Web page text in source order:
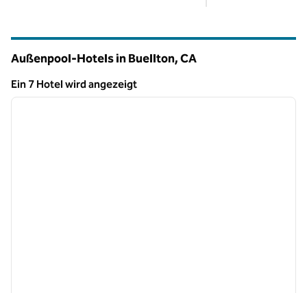
Außenpool-Hotels in Buellton,CA
Ein 7 Hotel wird angezeigt
Ein 7 Hotel wird angezeigt
1 von 12